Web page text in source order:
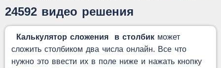
24592 видео решения
Калькулятор сложения в столбик может
сложить столбиком два числа онлайн. Все что
нужно это ввести их в поле ниже и нажать кнопку